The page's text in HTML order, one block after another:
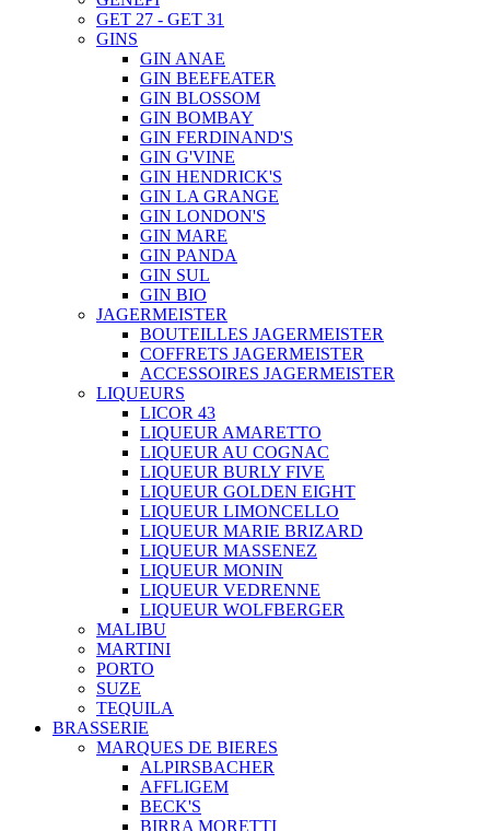
GET 27 - GET 31
GINS
GIN ANAE
GIN BEEFEATER
GIN BLOSSOM
GIN BOMBAY
GIN FERDINAND'S
GIN G'VINE
GIN HENDRICK'S
GIN LA GRANGE
GIN LONDON'S
GIN MARE
GIN PANDA
GIN SUL
GIN BIO
JAGERMEISTER
BOUTEILLES JAGERMEISTER
COFFRETS JAGERMEISTER
ACCESSOIRES JAGERMEISTER
LIQUEURS
LICOR 43
LIQUEUR AMARETTO
LIQUEUR AU COGNAC
LIQUEUR BURLY FIVE
LIQUEUR GOLDEN EIGHT
LIQUEUR LIMONCELLO
LIQUEUR MARIE BRIZARD
LIQUEUR MASSENEZ
LIQUEUR MONIN
LIQUEUR VEDRENNE
LIQUEUR WOLFBERGER
MALIBU
MARTINI
PORTO
SUZE
TEQUILA
BRASSERIE
MARQUES DE BIERES
ALPIRSBACHER
AFFLIGEM
BECK'S
BIRRA MORETTI